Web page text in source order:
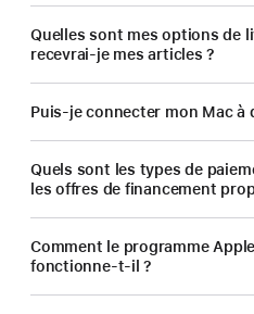
Quelles sont mes options de
recevrai-je mes articles ?
Puis-je connecter mon Mac à
Quels sont les types de
les offres de financement
Comment le programme
fonctionne-t-il ?